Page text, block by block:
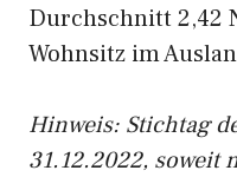
Durchschnitt 2,42
Wohnsitz im
Hinweis: Stichtag
31.12.2022, soweit